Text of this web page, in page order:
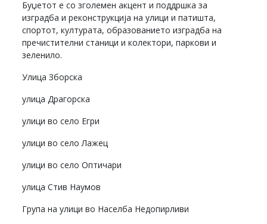
Буџетот е со зголемен акцент и поддршка за
изградба и реконструкција на улици и патишта,
спортот, културата, образованието изградба на
пречистителни станици и колектори, паркови и
зеленило.
Улица Зборска
улица Драгорска
улици во село Егри
улици во село Лажец
улици во село Оптичари
улица Стив Наумов
Група на улици во Населба Недопирливи